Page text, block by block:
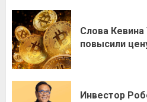
Слова
повысили
Инвестор